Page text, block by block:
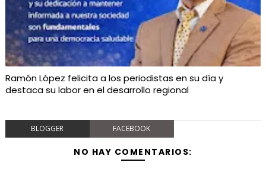
Ramón López felicita a los periodistas en su día y
destaca su labor en el desarrollo regional
BLOGGER FACEBOOK
NO HAY COMENTARIOS: